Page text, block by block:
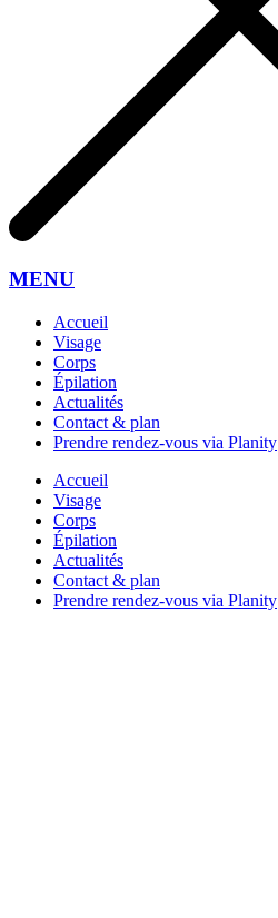
MENU
Accueil
Visage
Corps
Épilation
Actualités
Contact & plan
Prendre rendez-vous via Planity
Accueil
Visage
Corps
Épilation
Actualités
Contact & plan
Prendre rendez-vous via Planity